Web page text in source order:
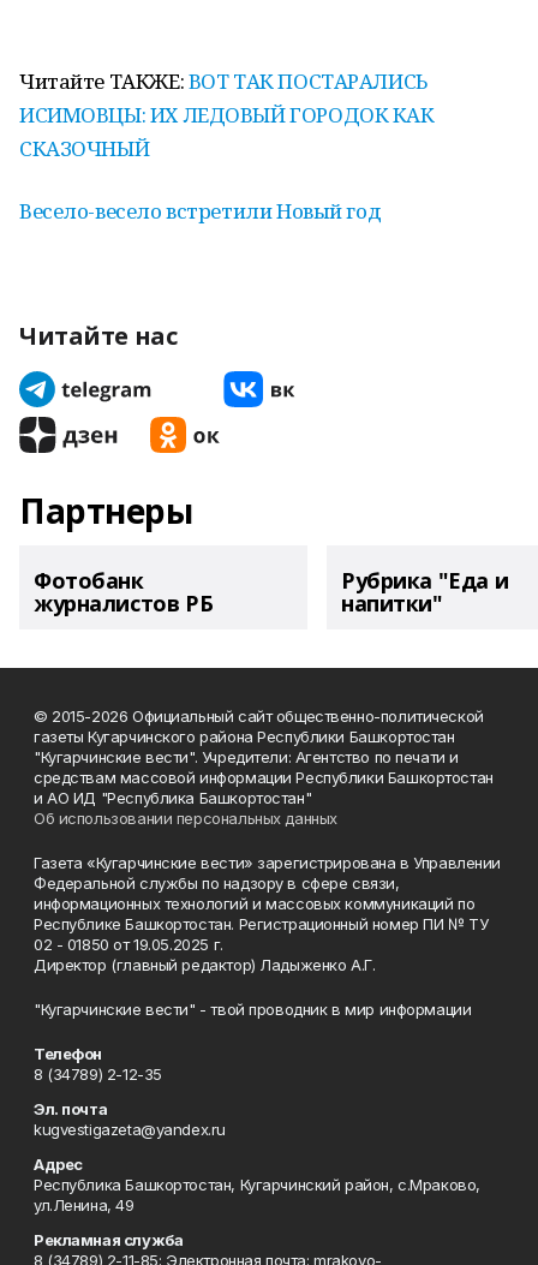
Читайте ТАКЖЕ:ВОТ ТАК ПОСТАРАЛИСЬ
ИСИМОВЦЫ: ИХ ЛЕДОВЫЙ ГОРОДОК КАК
СКАЗОЧНЫЙ
Весело-весело встретили Новый год
Читайте нас
Партнеры
Фотобанк
журналистов РБ
Рубрика "Еда и
напитки"
© 2015-2026 Официальный сайт общественно-политической
газеты Кугарчинского района Республики Башкортостан
"Кугарчинские вести". Учредители: Агентство по печати и
средствам массовой информации Республики Башкортостан
и АО ИД "Республика Башкортостан"
Об использовании персональных данных
Газета «Кугарчинские вести» зарегистрирована в Управлении
Федеральной службы по надзору в сфере связи,
информационных технологий и массовых коммуникаций по
Республике Башкортостан. Регистрационный номер ПИ № ТУ
02 - 01850 от 19.05.2025 г.
Директор (главный редактор) Ладыженко А.Г.
"Кугарчинские вести" - твой проводник в мир информации
Телефон
8 (34789) 2-12-35
Эл. почта
kugvestigazeta@yandex.ru
Адрес
Республика Башкортостан, Кугарчинский район, с.Мраково,
ул.Ленина, 49
Рекламная служба
8 (34789) 2-11-85; Электронная почта: mrakovo-